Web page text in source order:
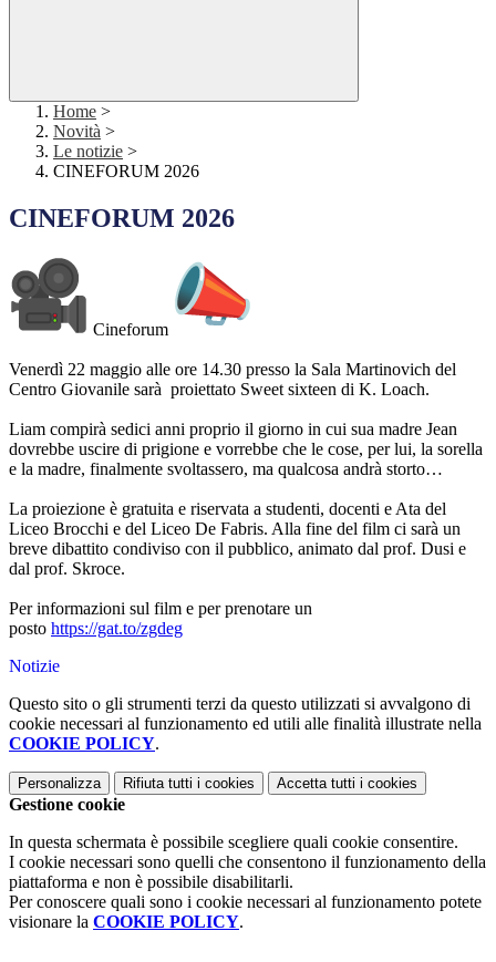
Home >
Novità >
Le notizie >
CINEFORUM 2026
CINEFORUM 2026
Cineforum
Venerdì 22 maggio alle ore 14.30 presso la Sala Martinovich del
Centro Giovanile sarà proiettato Sweet sixteen di K. Loach.
Liam compirà sedici anni proprio il giorno in cui sua madre Jean
dovrebbe uscire di prigione e vorrebbe che le cose, per lui, la sorella
e la madre, finalmente svoltassero, ma qualcosa andrà storto…
La proiezione è gratuita e riservata a studenti, docenti e Ata del
Liceo Brocchi e del Liceo De Fabris. Alla fine del film ci sarà un
breve dibattito condiviso con il pubblico, animato dal prof. Dusi e
dal prof. Skroce.
Per informazioni sul film e per prenotare un
posto https://gat.to/zgdeg
Notizie
Questo sito o gli strumenti terzi da questo utilizzati si avvalgono di
cookie necessari al funzionamento ed utili alle finalità illustrate nella
COOKIE POLICY.
Personalizza Rifiuta tutti i cookies Accetta tutti i cookies
Gestione cookie
In questa schermata è possibile scegliere quali cookie consentire.
I cookie necessari sono quelli che consentono il funzionamento della
piattaforma e non è possibile disabilitarli.
Per conoscere quali sono i cookie necessari al funzionamento potete
visionare la COOKIE POLICY.